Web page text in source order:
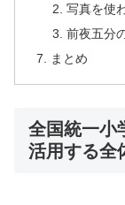
写真を使
前夜五分
まとめ
全国統一小
活用する全